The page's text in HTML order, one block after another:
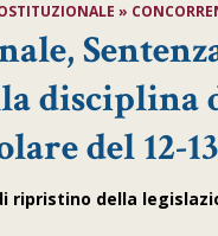
»
del 12-
ripristino della